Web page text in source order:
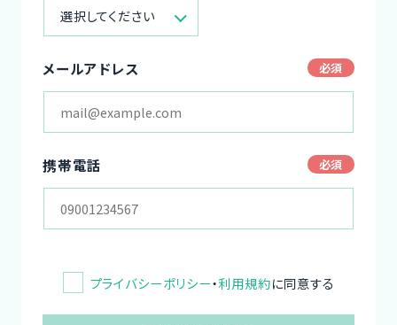
選択してください
メールアドレス
携帯電話
プライバシーポリシー・利用規約に同意する